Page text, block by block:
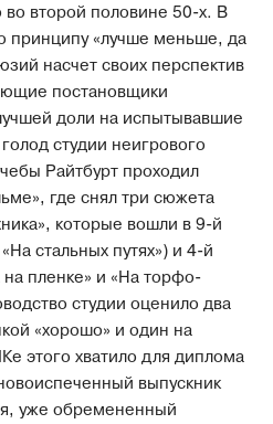
во второй половине 50-х. В
принципу «лучше меньше, да
насчет своих перспектив
постановщики
доли на испытывавшие
студии неигрового
Райтбурт проходил
где снял три сюжета
которые вошли в 9-й
стальных путях») и 4-й
пленке» и «На торфо-
студии оценило два
«хорошо» и один на
этого хватило для диплома
выпускник
уже обремененный